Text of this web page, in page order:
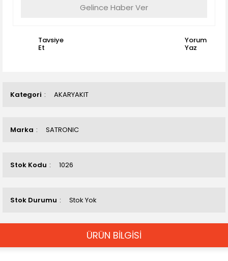
Kategori AKARYAKIT
Marka SATRONIC
Stok Kodu 1026
Stok Durumu Stok Yok
Gelince Haber Ver
Tavsiye
Et
Yorum
Yaz
ÜRÜN BİLGİSİ